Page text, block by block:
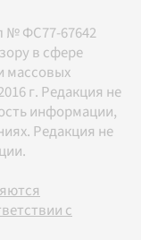
№ ФС77-67642
в сфере
массовых
г. Редакция не
информации,
Редакция не
с